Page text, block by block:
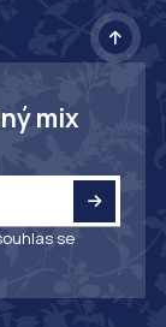
mix
se